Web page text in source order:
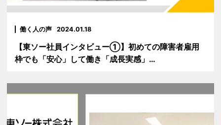
働く人の声 2024.01.18
【東ソー社員インタビュー①】初めての障害者雇用
枠でも「安心」して働き「成長実感」…